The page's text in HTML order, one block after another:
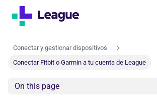
Conectar y gestionar dispositivos
Conectar Fitbit o Garmin a tu cuenta de League
On this page